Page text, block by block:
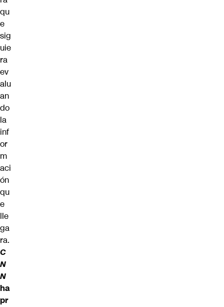
qu
e
sig
uie
ra
ev
alu
an
do
la
inf
or
m
aci
ón
qu
e
lle
ga
ra.
C
N
N
ha
pr